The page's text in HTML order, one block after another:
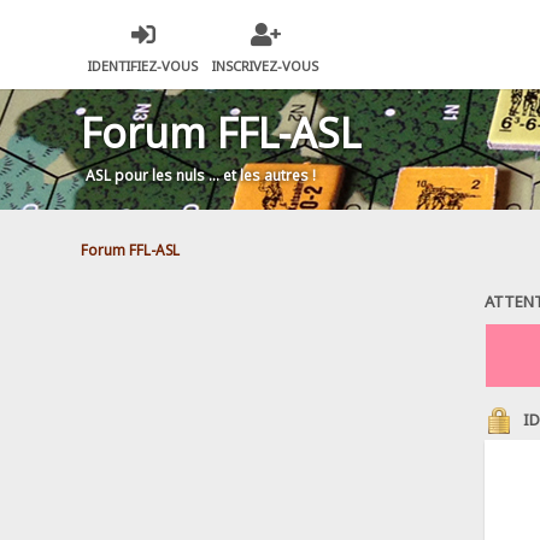
IDENTIFIEZ-VOUS INSCRIVEZ-VOUS
Forum FFL-ASL
ASL pour les nuls … et les autres !
Forum FFL-ASL